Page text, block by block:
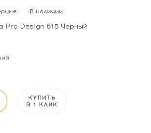
В наличии
Pro Design 615 Черный
КУПИТЬ
В 1 КЛИК